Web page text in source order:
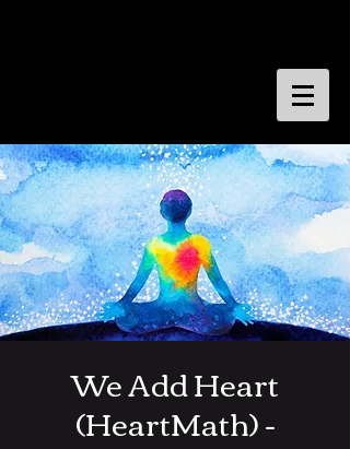
We Add Heart
(HeartMath) -